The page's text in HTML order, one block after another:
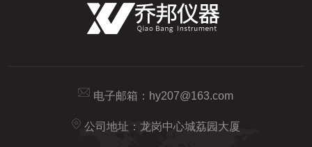
电子邮箱： hy207@163.com
公司地址：龙岗中心城荔园大厦